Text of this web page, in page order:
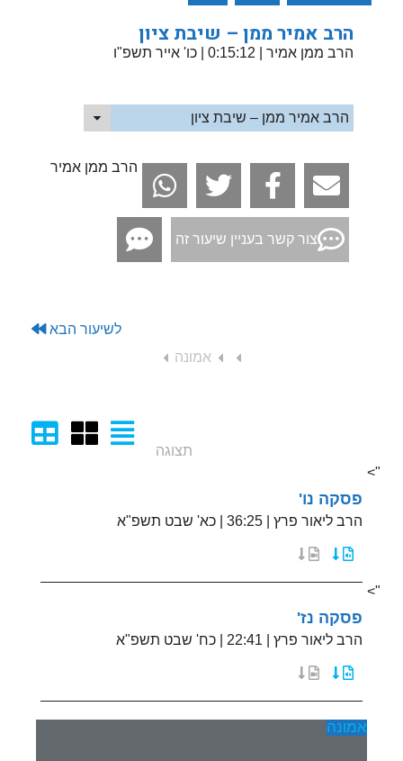
הרב אמיר ממן – שיבת ציון
הרב ממן אמיר
הרב אמיר ממן – שיבת ציון
הרב ממן אמיר
צור קשר בעניין שיעור זה
לשיעור הבא
אמונה
תצוגה
">
פסקה נו'
הרב ליאור פרץ 36:25 כא' שבט תשפ"א
">
פסקה נז'
הרב ליאור פרץ 22:41 כח' שבט תשפ"א
אמונה